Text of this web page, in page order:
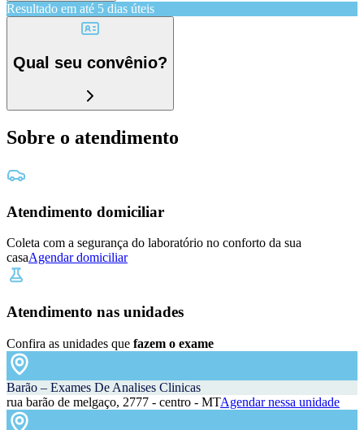
Resultado em até 5 dias úteis
Qual seu convênio?
Sobre o atendimento
Atendimento domiciliar
Coleta com a segurança do laboratório no conforto da sua
casaAgendar domiciliar
Atendimento nas unidades
Confira as unidades que fazem o exame
Barão – Exames De Analises Clinicas
rua barão de melgaço, 2777 - centro - MTAgendar nessa unidade